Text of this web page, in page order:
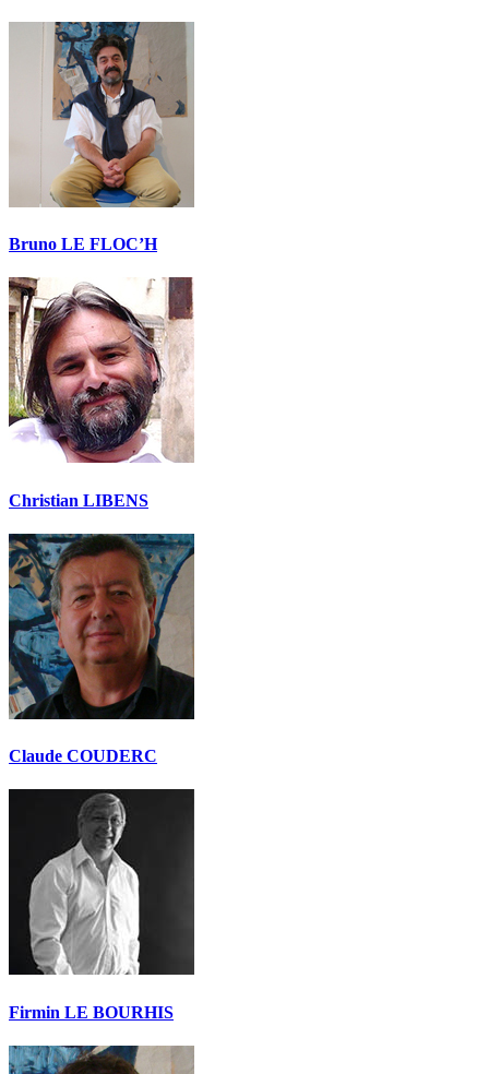
Bruno LE FLOC’H
Christian LIBENS
Claude COUDERC
Firmin LE BOURHIS